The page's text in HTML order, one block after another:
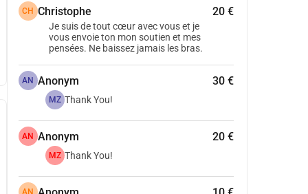
CH Christophe 20 €
Je suis de tout cœur avec vous et je
vous envoie ton mon soutien et mes
pensées. Ne baissez jamais les bras.
AN Anonym 30 €
MZ Thank You!
AN Anonym 20 €
MZ Thank You!
AN